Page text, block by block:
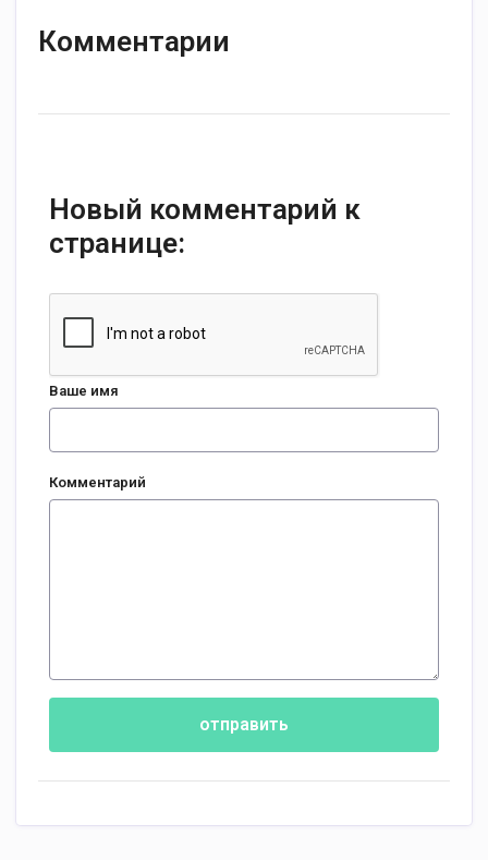
Комментарии
Новый комментарий к
странице:
Ваше имя
Комментарий
отправить